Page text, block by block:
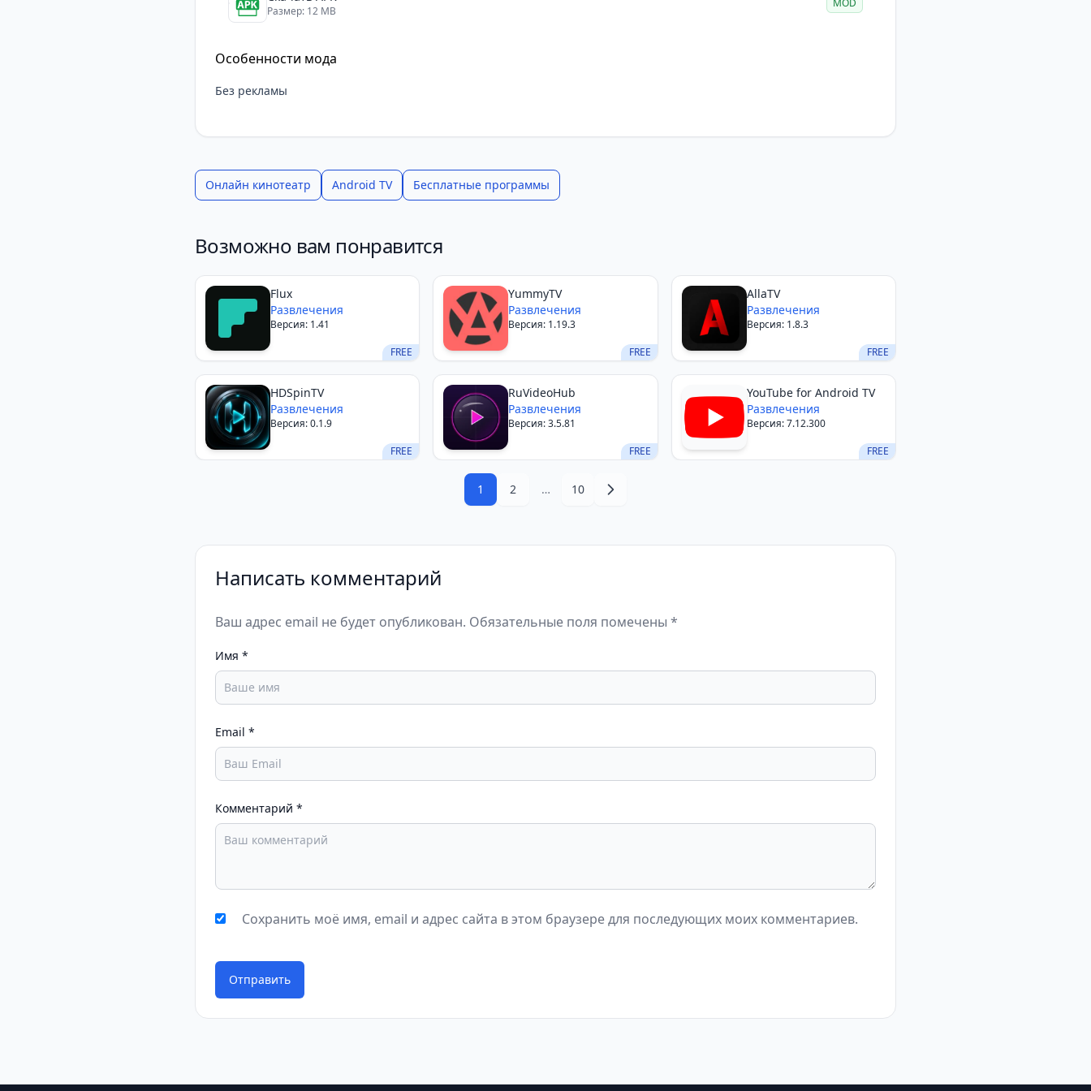
Размер: 12 MB
MOD
Особенности мода
Без рекламы
Онлайн кинотеатр Android TV Бесплатные программы
Возможно вам понравится
FREE
Flux
Развлечения
Версия: 1.41
FREE
YummyTV
Развлечения
Версия: 1.19.3
FREE
AllaTV
Развлечения
Версия: 1.8.3
FREE
HDSpinTV
Развлечения
Версия: 0.1.9
FREE
RuVideoHub
Развлечения
Версия: 3.5.81
FREE
YouTube for Android TV
Развлечения
Версия: 7.12.300
1 2 … 10
Написать комментарий
Ваш адрес email не будет опубликован. Обязательные поля помечены *
Имя *
Email *
Комментарий *
Сохранить моё имя, email и адрес сайта в этом браузере для последующих моих комментариев.
Отправить